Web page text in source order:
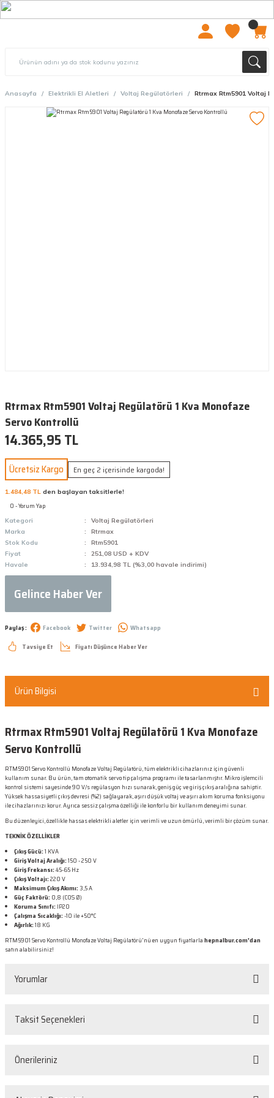
Anasayfa Elektrikli El Aletleri Voltaj Regülatörleri Rtrmax Rtm5901 Voltaj
Rtrmax Rtm5901 Voltaj Regülatörü 1 Kva Monofaze
Servo Kontrollü
14.365,95 TL
Ücretsiz Kargo En geç 2 içerisinde kargoda!
1.484,48 TL den başlayan taksitlerle!
0 - Yorum Yap
Kategori
Voltaj Regülatörleri
Marka
Rtrmax
Stok Kodu
Rtm5901
Fiyat
251,08 USD + KDV
Havale
13.934,98 TL (%3,00 havale indirimi)
Gelince Haber Ver
Paylaş : Facebook Twitter
Whatsapp
Tavsiye Et
Fiyatı Düşünce Haber Ver
Ürün Bilgisi
Rtrmax Rtm5901 Voltaj Regülatörü 1 Kva Monofaze
Servo Kontrollü
RTM5901 Servo Kontrollü Monofaze Voltaj Regülatörü, tüm elektrikli cihazlarınız için güvenli
kullanım sunar. Bu ürün, tam otomatik servo tip çalışma programı ile tasarlanmıştır. Mikro işlemcili
kontrol sistemi sayesinde 90 V/s regülasyon hızı sunarak, geniş güç ve giriş çıkış aralığına sahiptir.
Yüksek hassasiyetli çıkış devresi (%2) sağlayarak, aşırı düşük voltaj ve aşırı akım koruma fonksiyonu
ile cihazlarınızı korur. Ayrıca sessiz çalışma özelliği ile konforlu bir kullanım deneyimi sunar.
Bu düzenleyici, özellikle hassas elektrikli aletler için verimli ve uzun ömürlü, verimli bir çözüm sunar.
TEKNİK ÖZELLİKLER
Çıkış Gücü:1 KVA
Giriş Voltaj Aralığı:150 - 250 V
Giriş Frekansı:45-65 Hz
Çıkış Voltajı:220 V
Maksimum Çıkış Akımı:3,5 A
Güç Faktörü:0,8 (COS Ø)
Koruma Sınıfı:IP20
Çalışma Sıcaklığı:-10 ile +50°C
Ağırlık:18 KG
RTM5901 Servo Kontrollü Monofaze Voltaj Regülatörü'nü en uygun fiyatlarlahepnalbur.com'dan
satın alabilirsiniz!
Yorumlar
Taksit Seçenekleri
Önerileriniz